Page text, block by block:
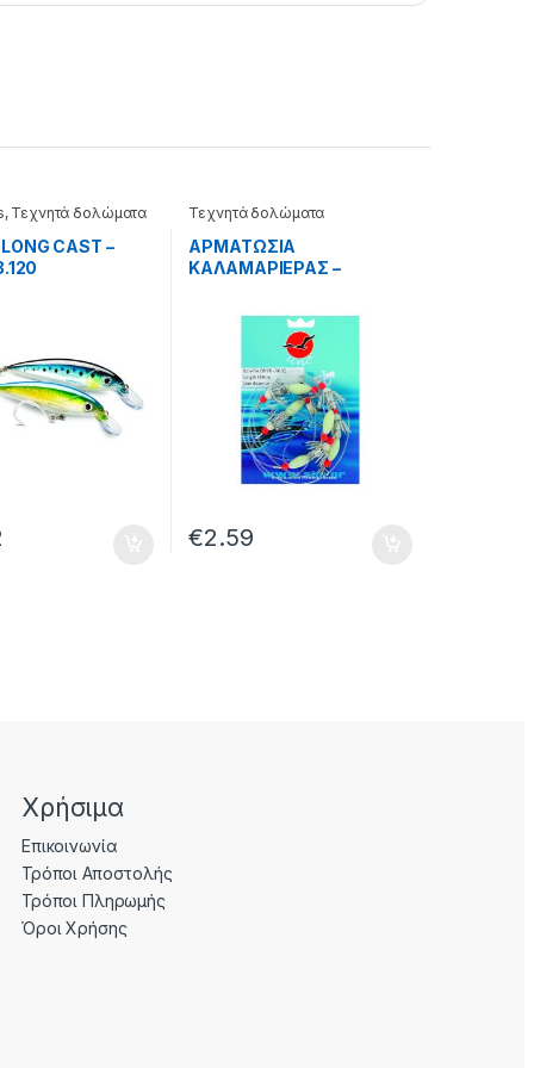
, Τεχνητά δολώματα
CAST –
Τεχνητά δολώματα
ΑΡΜΑΤΩΣΙΑ
ΚΑΛΑΜΑΡΙΕΡΑΣ –
€2.59
Χρήσιμα
Επικοινωνία
Τρόποι Αποστολής
Τρόποι Πληρωμής
Όροι Χρήσης